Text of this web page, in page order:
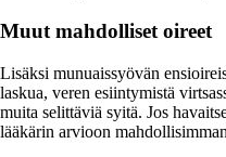
Muut mahdolliset oireet
Lisäksi munuaissyövän
laskua, veren esiintymistä
muita selittäviä syitä. Jos
lääkärin arvioon